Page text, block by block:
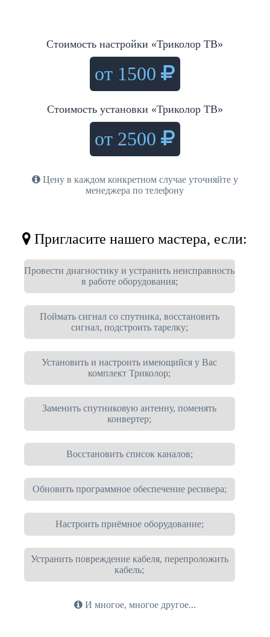
Стоимость настройки «Триколор ТВ»
от 1500
Стоимость установки «Триколор ТВ»
от 2500
Цену в каждом конкретном случае уточняйте у
менеджера по телефону
Пригласите нашего мастера, если:
Провести диагностику и устранить неисправность
в работе оборудования;
Поймать сигнал со спутника, восстановить
сигнал, подстроить тарелку;
Установить и настроить имеющийся у Вас
комплект Триколор;
Заменить спутниковую антенну, поменять
конвертер;
Восстановить список каналов;
Обновить программное обеспечение ресивера;
Настроить приёмное оборудование;
Устранить повреждение кабеля, перепроложить
кабель;
И многое, многое другое...